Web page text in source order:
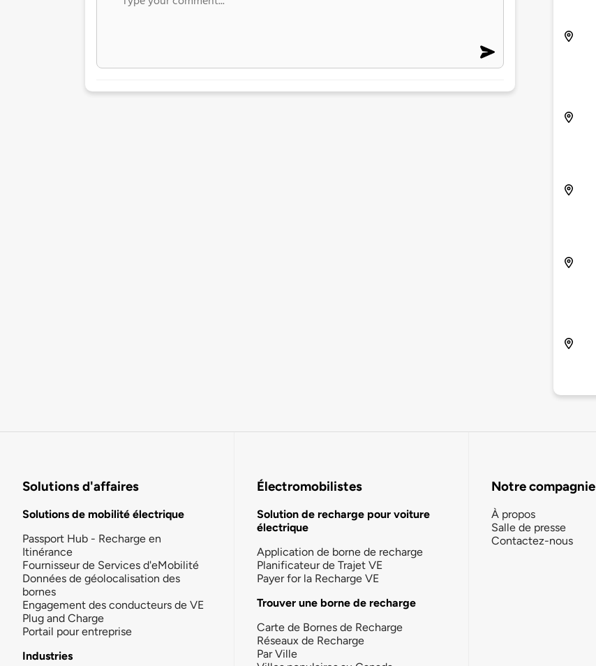
Solutions d'affaires
Solutions de mobilité électrique
Passport Hub - Recharge en
Itinérance
Fournisseur de Services d'eMobilité
Données de géolocalisation des
bornes
Engagement des conducteurs de VE
Plug and Charge
Portail pour entreprise
Industries
Électromobilistes
Solution de recharge pour voiture
électrique
Application de borne de recharge
Planificateur de Trajet VE
Payer for la Recharge VE
Trouver une borne de recharge
Carte de Bornes de Recharge
Réseaux de Recharge
Par Ville
Notre compagnie
À propos
Salle de presse
Contactez-nous